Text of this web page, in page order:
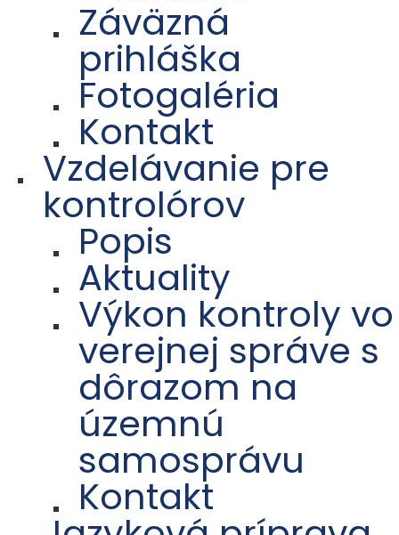
Záväzná
prihláška
Fotogaléria
Kontakt
Vzdelávanie pre
kontrolórov
Popis
Aktuality
Výkon kontroly vo
verejnej správe s
dôrazom na
územnú
samosprávu
Kontakt